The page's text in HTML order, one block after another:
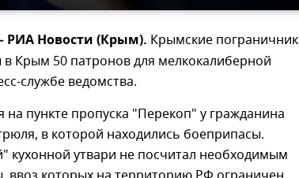
Новости (Крым). Крымские
в Крым 50 патронов для мелкокалиберной
службе ведомства.
пункте пропуска "Перекоп" у гражданина
в которой находились боеприпасы.
кухонной утвари не посчитал необходимым